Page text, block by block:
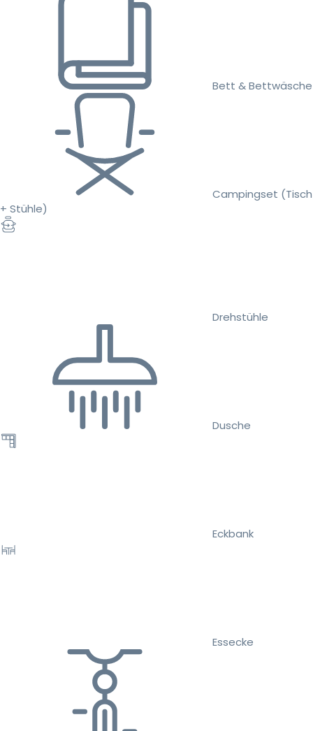
Bett & Bettwäsche
Campingset (Tisch
+ Stühle)
Drehstühle
Dusche
Eckbank
Essecke